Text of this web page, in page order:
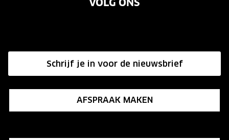
Annuleer of retourneer een bestelling
Influencer programma
VOLG ONS
Schrijf je in voor de nieuwsbrief
AFSPRAAK MAKEN